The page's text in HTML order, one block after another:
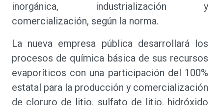
inorgánica, industrialización y
comercialización, según la norma.
La nueva empresa pública desarrollará los
procesos de química básica de sus recursos
evaporíticos con una participación del 100%
estatal para la producción y comercialización
de cloruro de litio, sulfato de litio, hidróxido